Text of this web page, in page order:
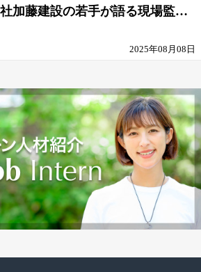
社加藤建設の若手が語る現場監督
2025年08月08日